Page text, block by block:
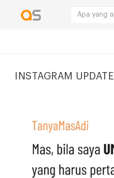
INSTAGRAM UPDATE